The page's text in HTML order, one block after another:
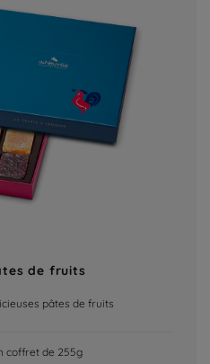
de fruits
pâtes de fruits
coffret de 255g